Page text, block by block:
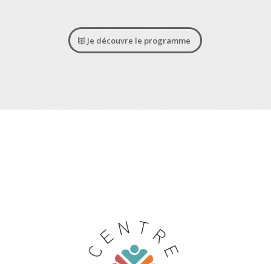
Je découvre le programme